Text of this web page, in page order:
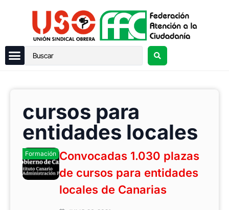
cursos para
entidades locales
Formación Convocadas 1.030 plazas
de cursos para entidades
locales de Canarias